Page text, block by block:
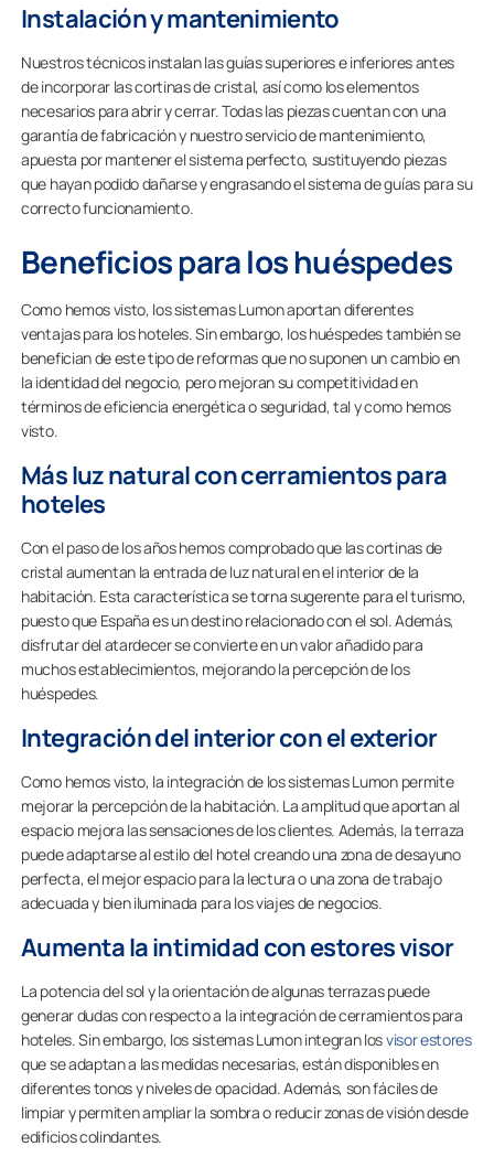
Instalación y mantenimiento
Nuestros técnicos instalan las guías superiores e inferiores antes
de incorporar las cortinas de cristal, así como los elementos
necesarios para abrir y cerrar. Todas las piezas cuentan con una
garantía de fabricación y nuestro servicio de mantenimiento,
apuesta por mantener el sistema perfecto, sustituyendo piezas
que hayan podido dañarse y engrasando el sistema de guías para su
correcto funcionamiento.
Beneficios para los huéspedes
Como hemos visto, los sistemas Lumon aportan diferentes
ventajas para los hoteles. Sin embargo, los huéspedes también se
benefician de este tipo de reformas que no suponen un cambio en
la identidad del negocio, pero mejoran su competitividad en
términos de eficiencia energética o seguridad, tal y como hemos
visto.
Más luz natural con cerramientos para
hoteles
Con el paso de los años hemos comprobado que las cortinas de
cristal aumentan la entrada de luz natural en el interior de la
habitación. Esta característica se torna sugerente para el turismo,
puesto que España es un destino relacionado con el sol. Además,
disfrutar del atardecer se convierte en un valor añadido para
muchos establecimientos, mejorando la percepción de los
huéspedes.
Integración del interior con el exterior
Como hemos visto, la integración de los sistemas Lumon permite
mejorar la percepción de la habitación. La amplitud que aportan al
espacio mejora las sensaciones de los clientes. Además, la terraza
puede adaptarse al estilo del hotel creando una zona de desayuno
perfecta, el mejor espacio para la lectura o una zona de trabajo
adecuada y bien iluminada para los viajes de negocios.
Aumenta la intimidad con estores visor
La potencia del sol y la orientación de algunas terrazas puede
generar dudas con respecto a la integración de cerramientos para
hoteles. Sin embargo, los sistemas Lumon integran losvisor estores
que se adaptan a las medidas necesarias, están disponibles en
diferentes tonos y niveles de opacidad. Además, son fáciles de
limpiar y permiten ampliar la sombra o reducir zonas de visión desde
edificios colindantes.